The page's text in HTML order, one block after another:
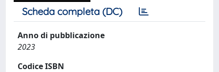
Scheda completa (DC)
Anno di pubblicazione
2023
Codice ISBN